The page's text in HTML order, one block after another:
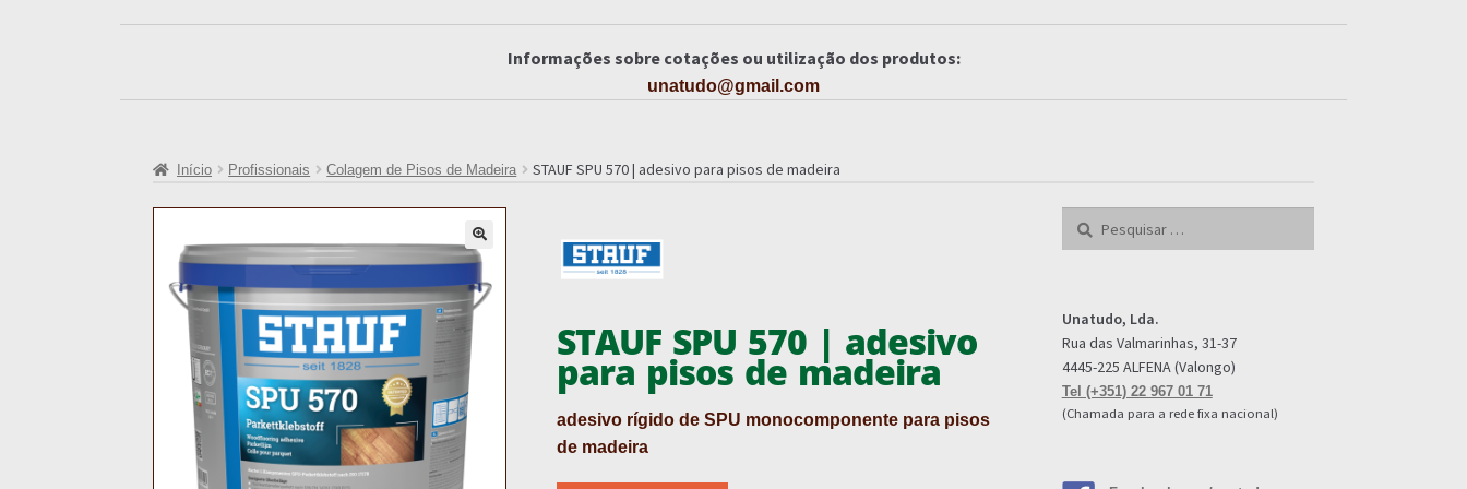
Informações sobre cotações ou utilização dos produtos:
unatudo@gmail.com
Início Profissionais Colagem de Pisos de Madeira STAUF SPU 570 | adesivo para pisos de madeira
🔍
STAUF SPU 570 | adesivo
para pisos de madeira
adesivo rígido de SPU monocomponente para pisos
de madeira
Pesquisar
Unatudo, Lda.
Rua das Valmarinhas, 31-37
4445-225 ALFENA (Valongo)
Tel (+351) 22 967 01 71
(Chamada para a rede fixa nacional)